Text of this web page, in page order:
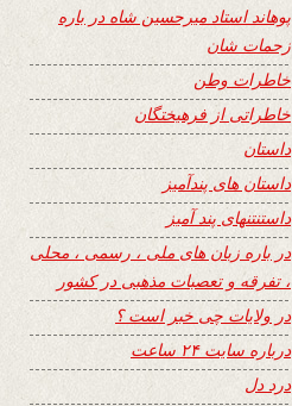
پوهاند استاد میرحسین شاه در باره
زحمات شان
خاطرات وطن
خاطراتی از فرهیختگان
داستان
داستان های پندآمیز
داستنتنهای پند آمیز
در باره زبان های ملی ، رسمی ، محلی
، تفرقه و تعصبات مذهبی در کشور
در ولایات چی خبر است ؟
درباره سایت ۲۴ ساعت
درد دل